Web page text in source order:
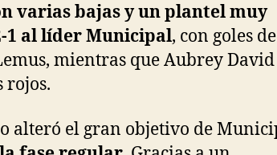
varias bajas y un plantel muy
1 al líder Municipal, con goles
mientras que Aubrey David
rojos.
alteró el gran objetivo de